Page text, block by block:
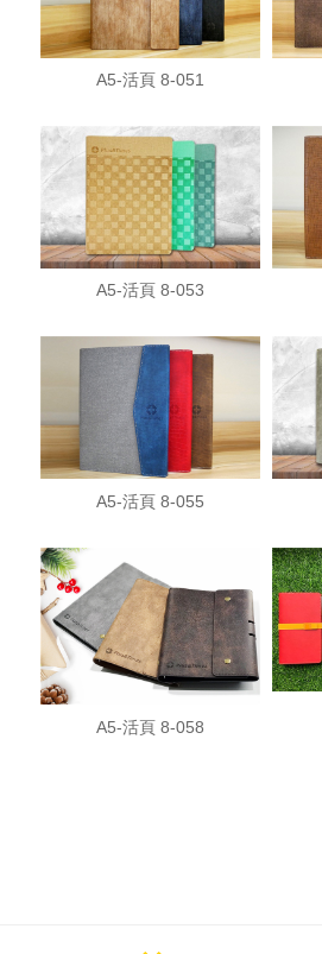
A5-活頁 8-051
A5-活頁 8-053
A5-活頁 8-055
A5-活頁 8-058